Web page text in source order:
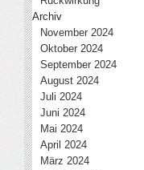
Archiv
November 2024
Oktober 2024
September 2024
August 2024
Juli 2024
Juni 2024
Mai 2024
April 2024
März 2024